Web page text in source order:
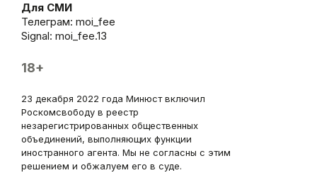
Для СМИ
Телеграм: moi_fee
Signal: moi_fee.13
18+
23 декабря 2022 года Минюст включил
Роскомсвободу в реестр
незарегистрированных общественных
объединений, выполняющих функции
иностранного агента. Мы не согласны с этим
решением и обжалуем его в суде.